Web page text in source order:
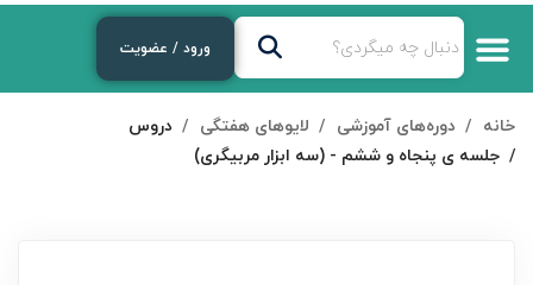
ورود / عضویت
خانه دوره‌های آموزشی لایوهای هفتگی
دروس
جلسه ی پنجاه و ششم - (سه ابزار مربیگری)